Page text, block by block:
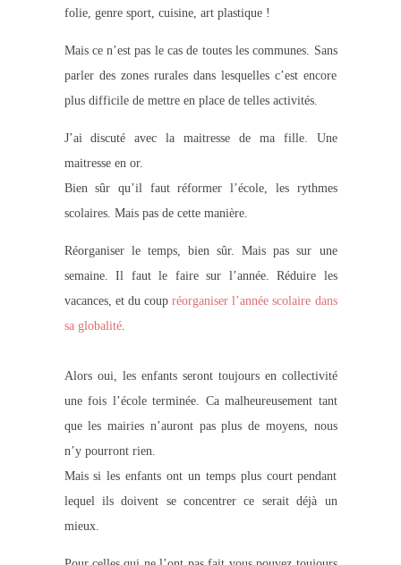
folie, genre sport, cuisine, art plastique !
Mais ce n’est pas le cas de toutes les communes. Sans
parler des zones rurales dans lesquelles c’est encore
plus difficile de mettre en place de telles activités.
J’ai discuté avec la maitresse de ma fille. Une
maitresse en or.
Bien sûr qu’il faut réformer l’école, les rythmes
scolaires. Mais pas de cette manière.
Réorganiser le temps, bien sûr. Mais pas sur une
semaine. Il faut le faire sur l’année. Réduire les
vacances, et du coupréorganiser l’année scolaire dans
sa globalité.
Alors oui, les enfants seront toujours en collectivité
une fois l’école terminée. Ca malheureusement tant
que les mairies n’auront pas plus de moyens, nous
n’y pourront rien.
Mais si les enfants ont un temps plus court pendant
lequel ils doivent se concentrer ce serait déjà un
mieux.